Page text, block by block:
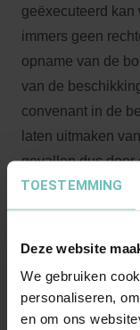
TOESTEMMING
Deze website
We gebruiken
personaliseren,
en om ons
geëxecuteerd kan
immers geen
opname van de
van de
convenant in de
laten uitmaken
gevallen dus door
Wat moeten
regelingen, zoals
beschikking
kan er niets mee.